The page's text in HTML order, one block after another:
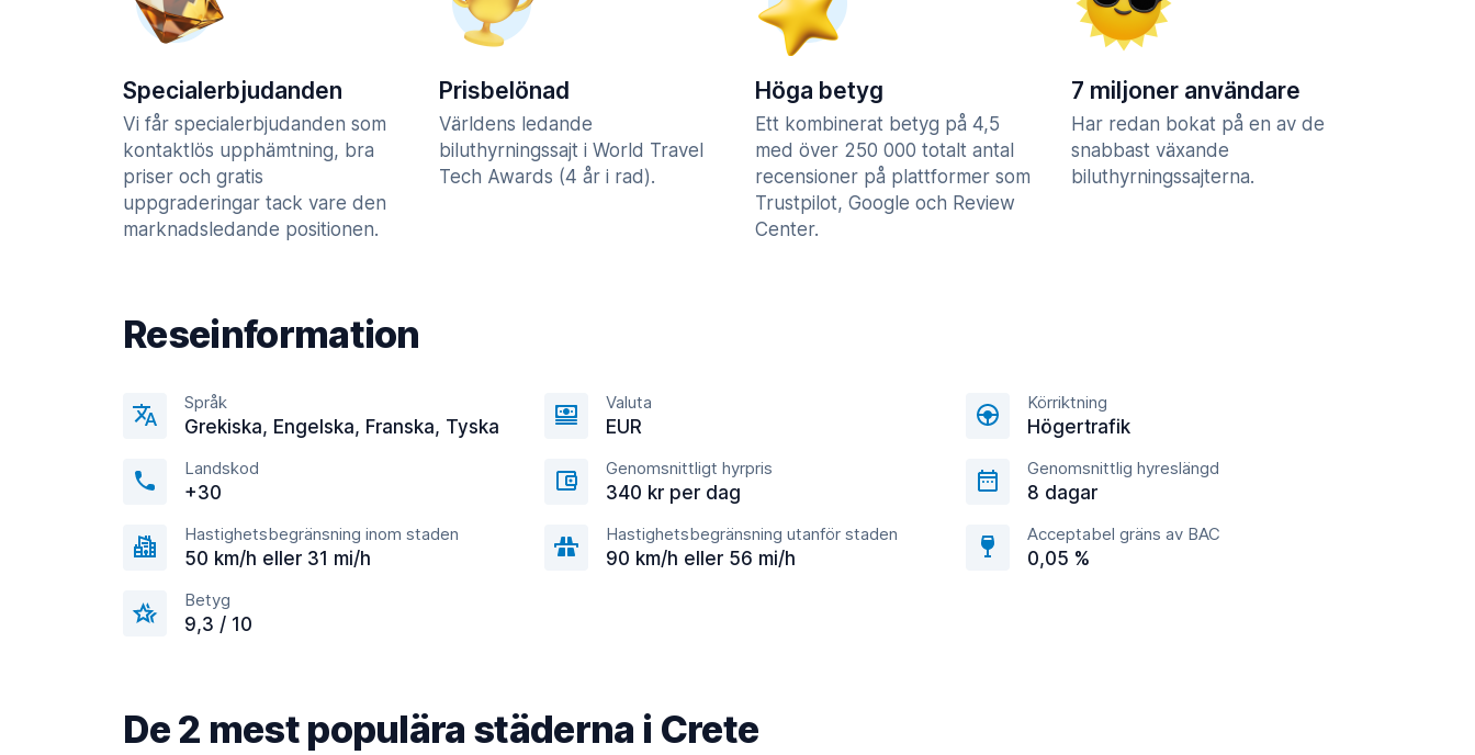
Specialerbjudanden
Vi får specialerbjudanden som
kontaktlös upphämtning, bra
priser och gratis
uppgraderingar tack vare den
marknadsledande positionen.
Prisbelönad
Världens ledande
biluthyrningssajt i World Travel
Tech Awards (4 år i rad).
Höga betyg
Ett kombinerat betyg på 4,5
med över 250 000 totalt antal
recensioner på plattformer som
Trustpilot, Google och Review
Center.
7 miljoner användare
Har redan bokat på en av de
snabbast växande
biluthyrningssajterna.
Reseinformation
Språk
Grekiska, Engelska, Franska, Tyska
Valuta
EUR
Körriktning
Högertrafik
Landskod
+30
Genomsnittligt hyrpris
340 kr per dag
Genomsnittlig hyreslängd
8 dagar
Hastighetsbegränsning inom staden
50 km/h eller 31 mi/h
Hastighetsbegränsning utanför staden
90 km/h eller 56 mi/h
Acceptabel gräns av BAC
0,05 %
Betyg
9,3 / 10
De 2 mest populära städerna i Crete